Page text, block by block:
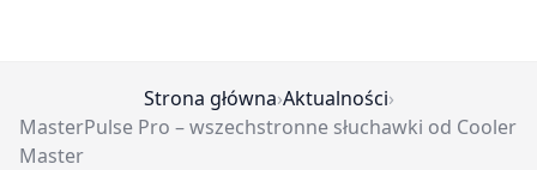
Strona główna›Aktualności›
MasterPulse Pro – wszechstronne słuchawki od Cooler
Master